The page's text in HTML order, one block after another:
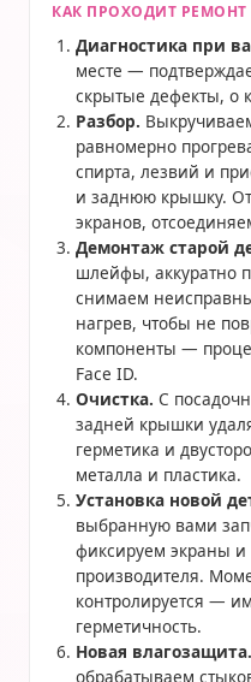
КАК ПРОХОДИТ РЕМОНТ
Диагностика при
месте —
скрытые дефекты, о
Разбор.
равномерно
спирта, лезвий и
и заднюю крышку.
экранов,
Демонтаж старой
шлейфы, аккуратно
снимаем
нагрев, чтобы не
компоненты —
Face ID.
Очистка. С
задней крышки
герметика и
металла и пластика.
Установка новой
выбранную вами
фиксируем экраны и
производителя.
контролируется —
герметичность.
Новая влагозащита.
обрабатываем